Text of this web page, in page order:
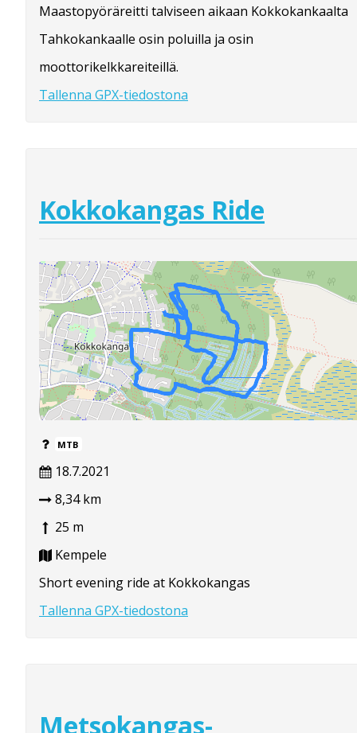
Maastopyöräreitti talviseen aikaan Kokkokankaalta
Tahkokankaalle osin poluilla ja osin
moottorikelkkareiteillä.
Tallenna GPX-tiedostona
Kokkokangas Ride
MTB
18.7.2021
8,34 km
25 m
Kempele
Short evening ride at Kokkokangas
Tallenna GPX-tiedostona
Metsokangas-